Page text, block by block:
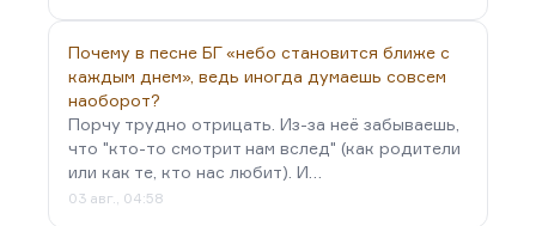
Почему в песне БГ «небо становится ближе с
каждым днем», ведь иногда думаешь совсем
наоборот?
Порчу трудно отрицать. Из-за неё забываешь,
что "кто-то смотрит нам вслед" (как родители
или как те, кто нас любит). И…
03 авг., 04:58